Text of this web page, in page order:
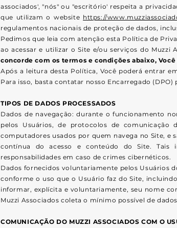
associados', "nós" ou "escritório' respeita a
que utilizam o website https://
regulamentos nacionais de proteção de dados,
Pedimos que leia com atenção esta Política de
ao acessar e utilizar o Site e/ou serviços do
concorde com os termos e condições abaixo,
Após a leitura desta Política, Você poderá entrar
Para isso, basta contatar nosso Encarregado
TIPOS DE DADOS PROCESSADOS
Dados de navegação: durante o funcionamento
pelos Usuários, de protocolos de
computadores usados por quem navega no Site, e
contínua do acesso e conteúdo do Site. Tais
responsabilidades em caso de crimes cibernéticos.
Dados fornecidos voluntariamente pelos Usuários
conforme o uso que o Usuário faz do Site,
informar, explícita e voluntariamente, seu nome
Muzzi Associados coleta o mínimo possível de
COMUNICAÇÃO DO MUZZI ASSOCIADOS COM O